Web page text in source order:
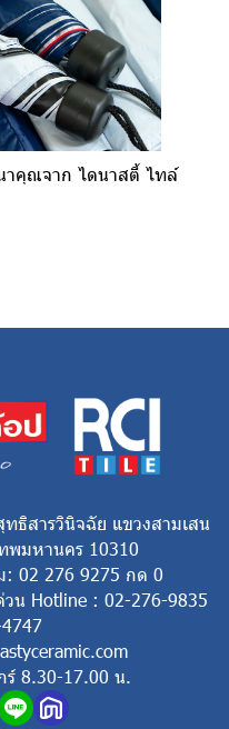
คุณจาก ไดนาสตี้ ไทล์
ธิสารวินิจฉัย แขวงสามเสน
พมหานคร 10310
02 276 9275 กด 0
วน Hotline : 02-276-9835
ร์ 8.30-17.00 น.